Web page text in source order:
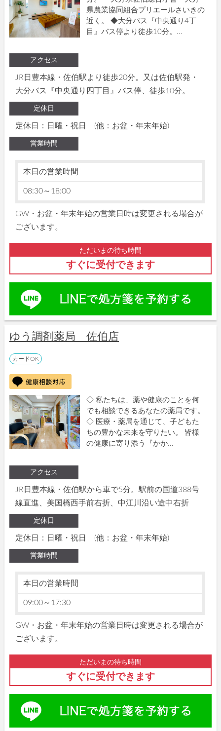
県農業協同組合プリエールさいきの
近く。 ◆大分バス『中央通り4丁
目』バス停より徒歩10分。...
アクセス
JR日豊本線・佐伯駅より徒歩20分。又は佐伯駅発・
大分バス『中央通り四丁目』バス停、徒歩10分。
定休日
定休日：日曜・祝日 (他：お盆・年末年始)
営業時間
本日の営業時間
08:30～18:00
GW・お盆・年末年始の営業日時は変更される場合が
ございます。
ただいまの待ち時間
すぐに受付できます
ゆう調剤薬局 佐伯店
カードOK
◇ 私たちは、薬や健康のことを何
でも相談できるあなたの薬局です。
◇ 医療・薬局を通じて、子どもた
ちの豊かな未来を守りたい。 皆様
の健康に寄り添う『かか...
アクセス
JR日豊本線・佐伯駅から車で5分。駅前の国道388号
線直進、美国橋西手前右折、中江川沿い途中右折
定休日
定休日：日曜・祝日 (他：お盆・年末年始)
営業時間
本日の営業時間
09:00～17:30
GW・お盆・年末年始の営業日時は変更される場合が
ございます。
ただいまの待ち時間
すぐに受付できます